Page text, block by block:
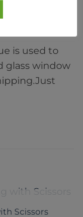
of
is used to
glass window
VORRÄTIG
Scissors